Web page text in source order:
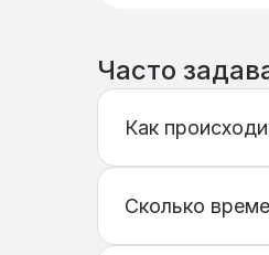
Часто
Как
заявка будет
Инструктор
После
Сколько